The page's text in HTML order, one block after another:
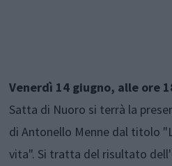
Venerdì 14 giugno, alle ore
Satta di Nuoro si terrà la
di Antonello Menne dal titolo
vita". Si tratta del risultato